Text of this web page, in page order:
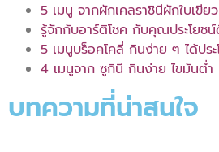
5 เมนู จากผักเคลราชินีผักใบเขี
รู้จักกับอาร์ติโชค กับคุณประโยช
5 เมนูบร็อคโคลี่ กินง่าย ๆ ได้ปร
4 เมนูจาก ซูกินี กินง่าย ไขมันต่ำ
บทความที่น่าสนใจ